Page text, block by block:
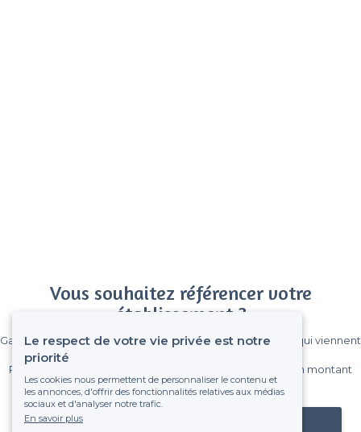
Vous souhaitez référencer votre
établissement ?
Gagnez de nombreux clients parmi le million de visiteurs qui viennent
Pas de commissions et sans engagement, vous payez un montant
fixe sans risque de voir déraper la facture.
Référencer mon établissement
Le respect de votre vie privée est notre
priorité
Les cookies nous permettent de personnaliser le contenu et
les annonces, d'offrir des fonctionnalités relatives aux médias
sociaux et d'analyser notre trafic.
En savoir plus